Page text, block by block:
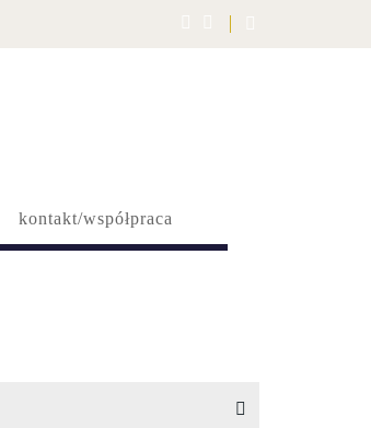
kontakt/współpraca